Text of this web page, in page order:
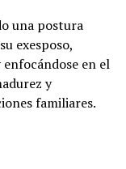
una postura
exesposo,
en el
y
familiares.